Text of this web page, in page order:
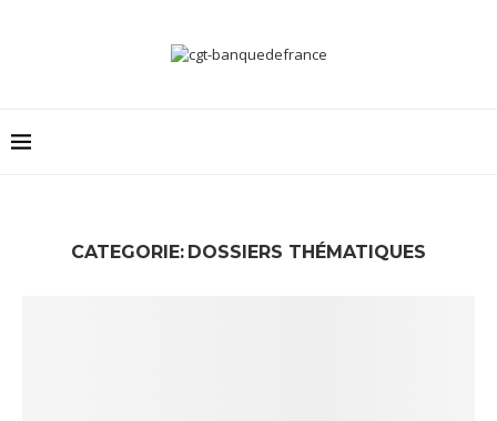
CATEGORIE: DOSSIERS THÉMATIQUES